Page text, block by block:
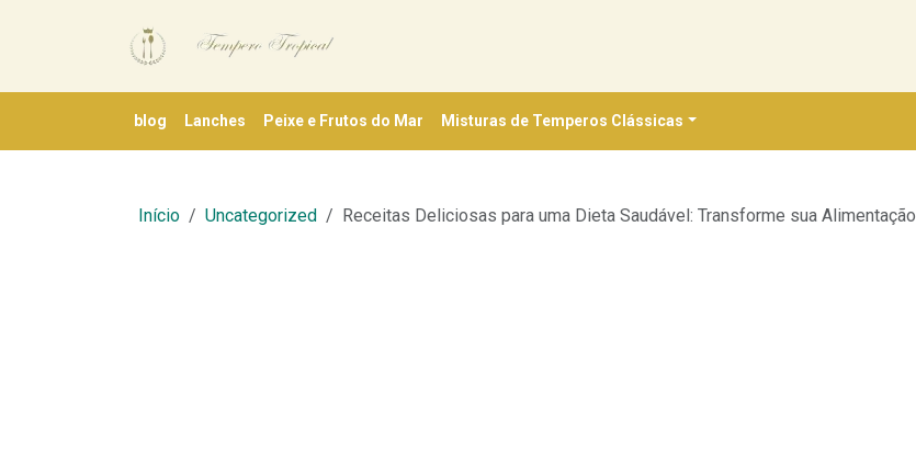
blog Lanches Peixe e Frutos do Mar Misturas de Temperos Clássicas
Início Uncategorized Receitas Deliciosas para uma Dieta Saudável: Transforme sua Alimentação